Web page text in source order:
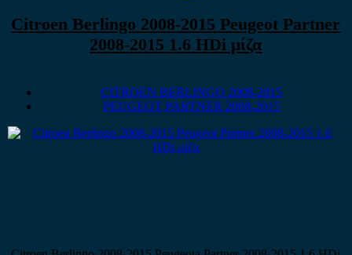
Citroen Berlingo 2008-2015 Peugeot Partner
2008-2015 1.6 HDi μίζα
CITROEN BERLINGO 2008-2015
PEUGEOT PARTNER 2008-2015